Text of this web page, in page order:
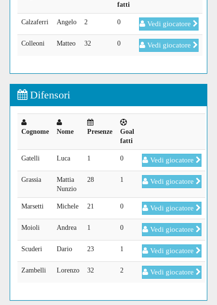
fatti
Calzaferri Angelo 2 0 Vedi giocatore
Colleoni Matteo 32 0 Vedi giocatore
Difensori
Cognome Nome Presenze
Goal
fatti
Gatelli Luca 1 0 Vedi giocatore
Grassia
Mattia
Nunzio
28 1 Vedi giocatore
Marsetti Michele 21 0 Vedi giocatore
Moioli Andrea 1 0 Vedi giocatore
Scuderi Dario 23 1 Vedi giocatore
Zambelli Lorenzo 32 2 Vedi giocatore